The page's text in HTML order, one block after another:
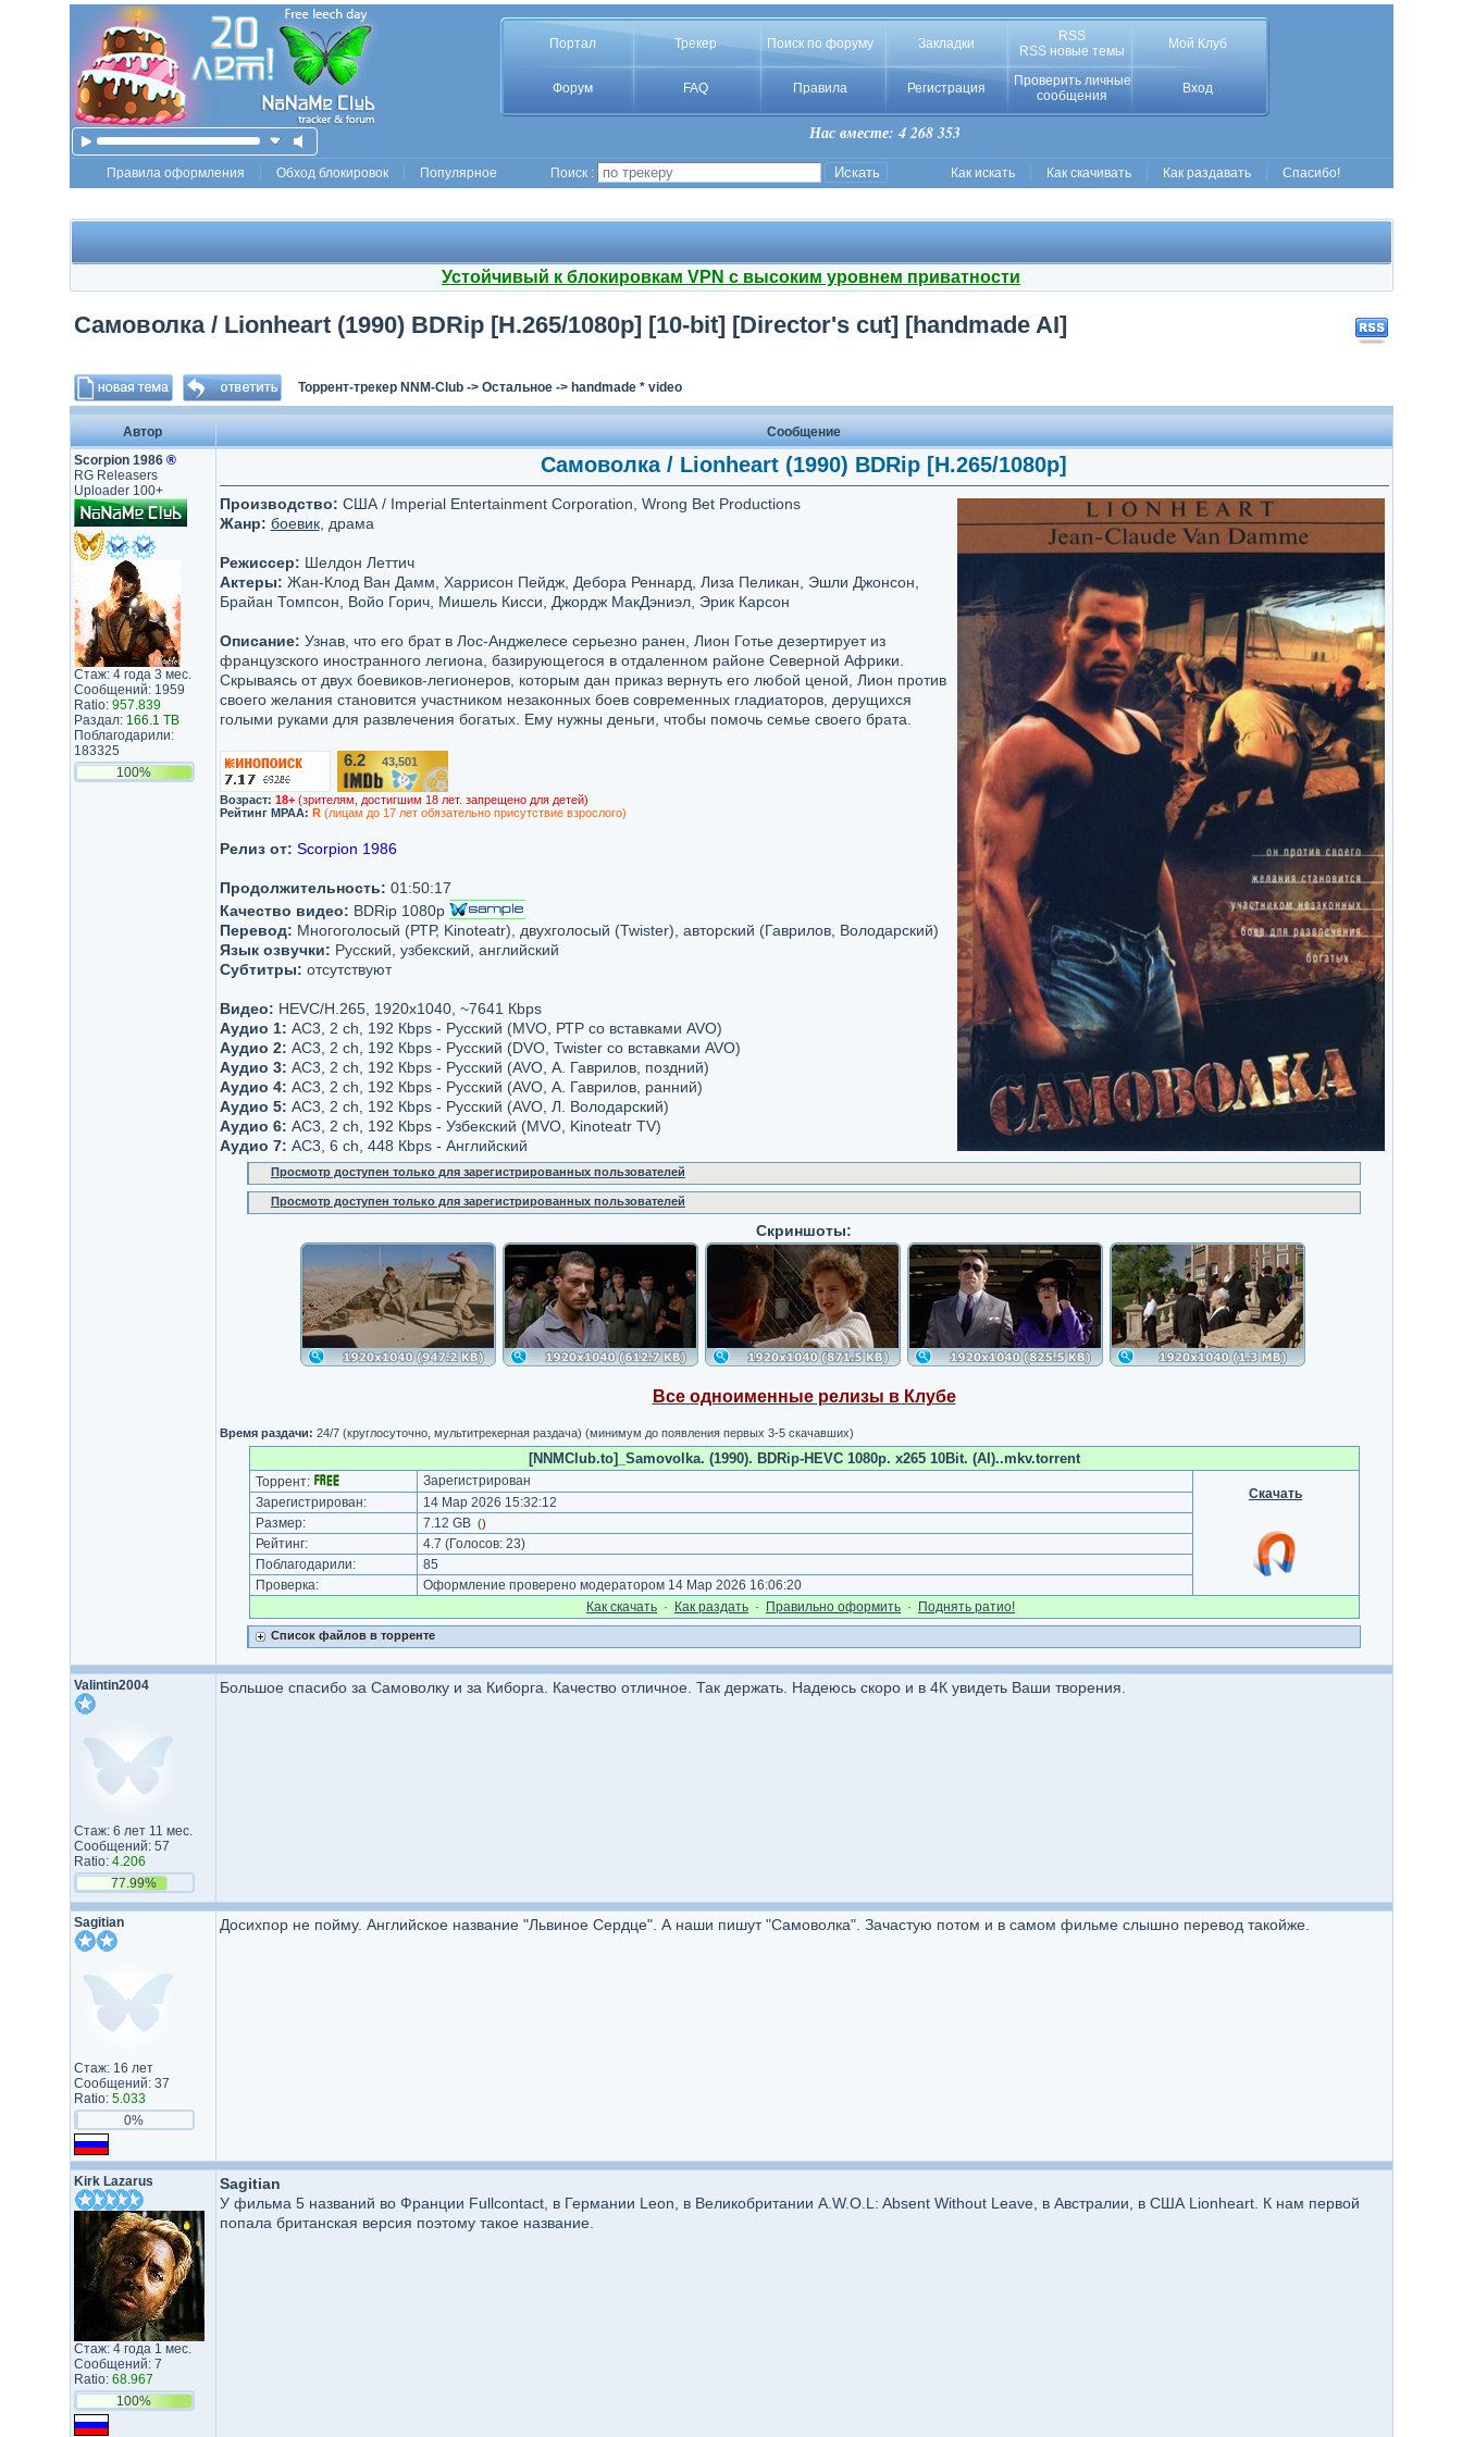
Портал Трекер Поиск по форуму Закладки
RSS
RSS новые темы
Мой Клуб
Форум FAQ Правила Регистрация
Проверить личные
сообщения
Вход
Нас вместе: 4 268 353
Правила оформления Обход блокировок Популярное Поиск : Как искать Как скачивать Как раздавать Спасибо!
Устойчивый к блокировкам VPN с высоким уровнем приватности
Самоволка / Lionheart (1990) BDRip [H.265/1080p] [10-bit] [Director's cut] [handmade AI]
Торрент-трекер NNM-Club-> Остальное-> handmade * video
Автор
Сообщение
Scorpion 1986 ®
RG Releasers
Uploader 100+
Стаж: 4 года 3 мес.
Сообщений: 1959
Ratio: 957.839
Раздал: 166.1 TB
Поблагодарили:
183325
100%
Самоволка / Lionheart (1990) BDRip [H.265/1080p]
Производство: США / Imperial Entertainment Corporation, Wrong Bet Productions
Жанр: боевик, драма
Режиссер: Шелдон Леттич
Актеры: Жан-Клод Ван Дамм, Харрисон Пейдж, Дебора Реннард, Лиза Пеликан, Эшли Джонсон,
Брайан Томпсон, Войо Горич, Мишель Кисси, Джордж МакДэниэл, Эрик Карсон
Описание: Узнав, что его брат в Лос-Анджелесе серьезно ранен, Лион Готье дезертирует из
французского иностранного легиона, базирующегося в отдаленном районе Северной Африки.
Скрываясь от двух боевиков-легионеров, которым дан приказ вернуть его любой ценой, Лион против
своего желания становится участником незаконных боев современных гладиаторов, дерущихся
голыми руками для развлечения богатых. Ему нужны деньги, чтобы помочь семье своего брата.
6.2/10 43,501
Возраст: 18+ (зрителям, достигшим 18 лет. запрещено для детей)
Рейтинг MPAA: R(лицам до 17 лет обязательно присутствие взрослого)
Релиз от: Scorpion 1986
Продолжительность: 01:50:17
Качество видео: BDRip 1080p
Перевод: Многоголосый (РТР, Kinoteatr), двухголосый (Twister), авторский (Гаврилов, Володарский)
Язык озвучки: Русский, узбекский, английский
Субтитры: отсутствуют
Видео: HEVC/H.265, 1920x1040, ~7641 Кbps
Аудио 1: AC3, 2 ch, 192 Кbps - Русский (MVO, РТР cо вставками AVO)
Аудио 2: AC3, 2 ch, 192 Кbps - Русский (DVO, Twister cо вставками AVO)
Аудио 3: AC3, 2 ch, 192 Кbps - Русский (AVO, А. Гаврилов, поздний)
Аудио 4: AC3, 2 ch, 192 Кbps - Русский (AVO, А. Гаврилов, ранний)
Аудио 5: AC3, 2 ch, 192 Кbps - Русский (AVO, Л. Володарский)
Аудио 6: AC3, 2 ch, 192 Кbps - Узбекский (MVO, Kinoteatr TV)
Аудио 7: AC3, 6 ch, 448 Кbps - Английский
Просмотр доступен только для зарегистрированных пользователей
Просмотр доступен только для зарегистрированных пользователей
Скриншоты:
Все одноименные релизы в Клубе
Время раздачи: 24/7 (круглосуточно, мультитрекерная раздача) (минимум до появления первых 3-5 скачавших)
[NNMClub.to]_Samovolka. (1990). BDRip-HEVC 1080p. x265 10Bit. (AI)..mkv.torrent
Торрент:
Зарегистрирован
Скачать
Зарегистрирован:
14 Мар 2026 15:32:12
Размер:
7.12 GB ()
Рейтинг: 4.7 (Голосов: 23)
Поблагодарили:
85
Проверка:
Оформление проверено модератором 14 Мар 2026 16:06:20
Как cкачать · Как раздать · Правильно оформить · Поднять ратио!
Список файлов в торренте
Valintin2004
Стаж: 6 лет 11 мес.
Сообщений: 57
Ratio: 4.206
77.99%
Большое спасибо за Самоволку и за Киборга. Качество отличное. Так держать. Надеюсь скоро и в 4К увидеть Ваши творения.
Sagitian
Стаж: 16 лет
Сообщений: 37
Ratio: 5.033
0%
Досихпор не пойму. Английское название "Львиное Сердце". А наши пишут "Самоволка". Зачастую потом и в самом фильме слышно перевод такойже.
Kirk Lazarus
Стаж: 4 года 1 мес.
Сообщений: 7
Ratio: 68.967
100%
Sagitian
У фильма 5 названий во Франции Fullcontact, в Германии Leon, в Великобритании A.W.O.L: Absent Without Leave, в Австралии, в США Lionheart. К нам первой
попала британская версия поэтому такое название.